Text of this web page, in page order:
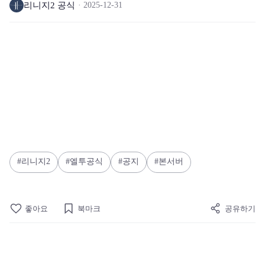
리니지2 공식 2025-12-31
리니지2 엘투공식 공지 본서버
좋아요 북마크 공유하기